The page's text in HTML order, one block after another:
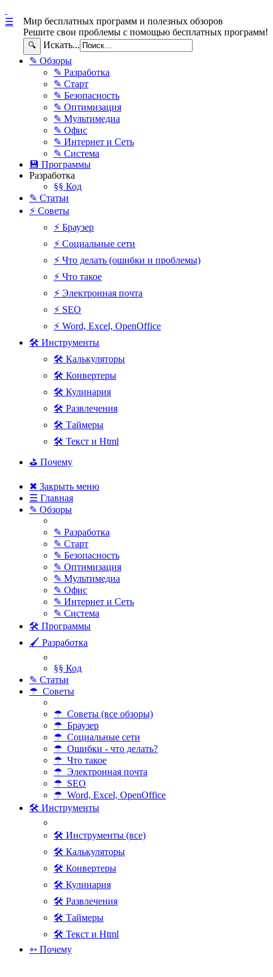
Мир бесплатных программ и полезных обзоров
Решите свои проблемы с помощью бесплатных программ!
🔍 Искать...
☰
✎ Обзоры
✎ Разработка
✎ Старт
✎ Безопасность
✎ Оптимизация
✎ Мультимедиа
✎ Офис
✎ Интернет и Сеть
✎ Система
💾 Программы
Разработка
§§ Код
✎ Статьи
⚡ Советы
⚡ Браузер
⚡ Социальные сети
⚡ Что делать (ошибки и проблемы)
⚡ Что такое
⚡ Электронная почта
⚡ SEO
⚡ Word, Excel, OpenOffice
🛠 Инструменты
🛠 Калькуляторы
🛠 Конвертеры
🛠 Кулинария
🛠 Развлечения
🛠 Таймеры
🛠 Текст и Html
⛳ Почему
✖ Закрыть меню
☰ Главная
✎ Обзоры
✎ Разработка
✎ Старт
✎ Безопасность
✎ Оптимизация
✎ Мультимедиа
✎ Офис
✎ Интернет и Сеть
✎ Система
🛠 Программы
🖌 Разработка
§§ Код
✎ Статьи
☂ Советы
☂ Советы (все обзоры)
☂ Браузер
☂ Социальные сети
☂ Ошибки - что делать?
☂ Что такое
☂ Электронная почта
☂ SEO
☂ Word, Excel, OpenOffice
🛠 Инструменты
🛠 Инструменты (все)
🛠 Калькуляторы
🛠 Конвертеры
🛠 Кулинария
🛠 Развлечения
🛠 Таймеры
🛠 Текст и Html
➳ Почему